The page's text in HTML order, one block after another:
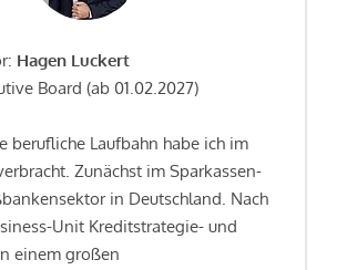
Hagen Luckert
Board (ab 01.02.2027)
berufliche Laufbahn habe ich im
Zunächst im Sparkassen-
in Deutschland. Nach
Unit Kreditstrategie- und
einem großen